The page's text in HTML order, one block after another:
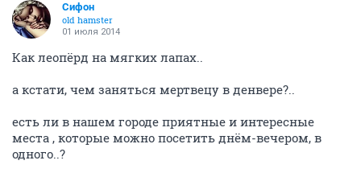
Сифон
old hamster
01 июля 2014
Как леопёрд на мягких лапах..
а кстати, чем заняться мертвецу в денвере?..
есть ли в нашем городе приятные и интересные
места , которые можно посетить днём-вечером, в
одного..?